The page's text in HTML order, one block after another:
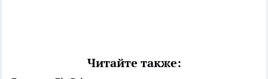
Читайте также: